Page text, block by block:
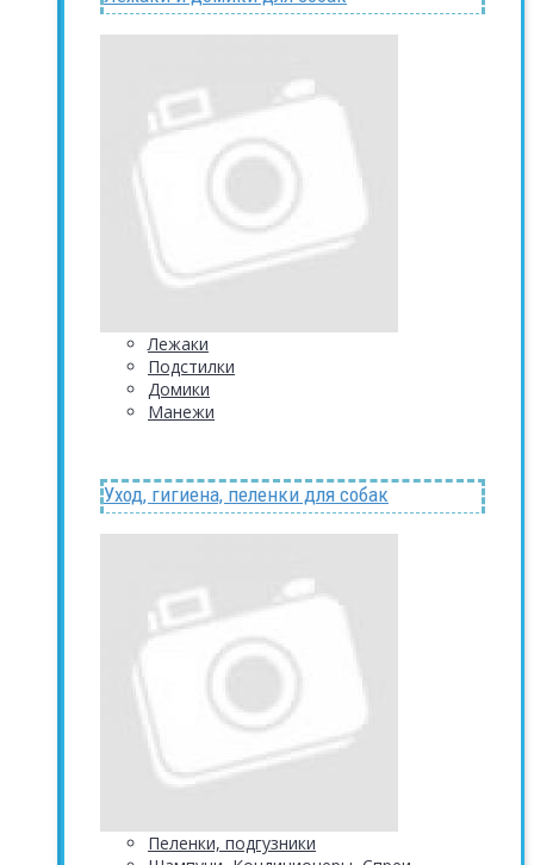
Лежаки
Подстилки
Домики
Манежи
Уход, гигиена, пеленки для собак
Пеленки, подгузники